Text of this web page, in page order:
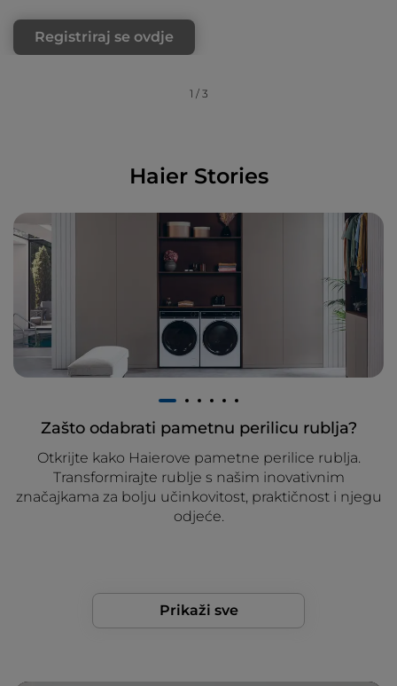
Registriraj se ovdje
1 / 3
Haier Stories
Zašto odabrati pametnu perilicu rublja?
Otkrijte kako Haierove pametne perilice rublja.
Transformirajte rublje s našim inovativnim
značajkama za bolju učinkovitost, praktičnost i njegu
odjeće.
1 2 3 4 5 6
Prikaži sve